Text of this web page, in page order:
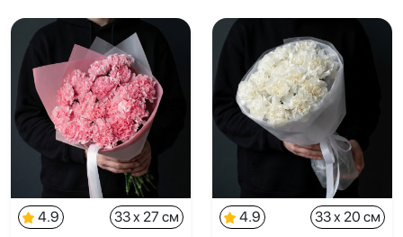
4.9
33 x 27 см
4.9
33 x 20 см